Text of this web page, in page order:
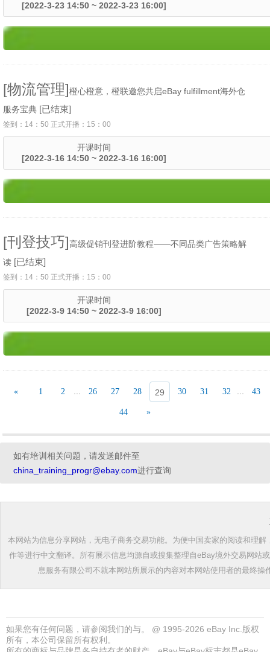
[2022-3-23 14:50 ~ 2022-3-23 16:00]
[物流管理]橙心橙意，橙联邀您共启eBay fulfillment海外仓
服务宝典 [已结束]
签到：14：50 正式开播：15：00
开课时间
[2022-3-16 14:50 ~ 2022-3-16 16:00]
[刊登技巧]高级促销刊登进阶教程——不同品类广告策略解
读 [已结束]
签到：14：50 正式开播：15：00
开课时间
[2022-3-9 14:50 ~ 2022-3-9 16:00]
« 1 2 26 27 28 29 30 31 32 43
44 »
如有培训相关问题，请发送邮件至
china_training_progr@ebay.com进行查询
本网站为信息分享网站，无电子商务交易功能。为便中国卖家的阅读和理
作等进行中文翻译。所有展示信息均源自或搜集整理自eBay境外交易网站
息服务有限公司不就本网站所展示的内容对本网站使用者的最终
如果您有任何问题，请参阅我们的与。 @ 1995-2026 eBay Inc.版权
所有，本公司保留所有权利。